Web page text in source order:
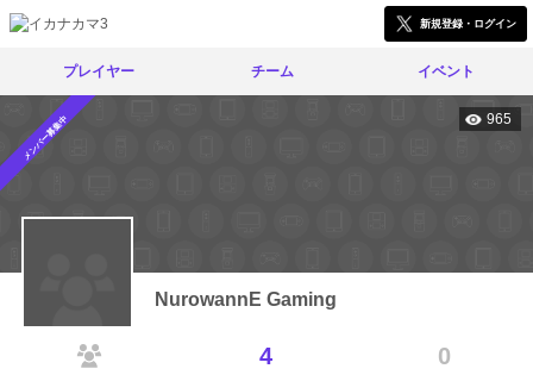
新規登録・ログイン
プレイヤー チーム イベント
メンバー募集中 965
NurowannE Gaming
4 0